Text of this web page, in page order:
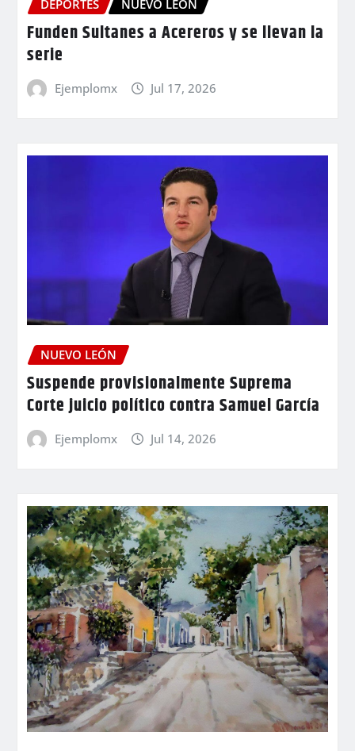
DEPORTES NUEVO LEÓN
Funden Sultanes a Acereros y se llevan la
serie
Ejemplomx Jul 17, 2026
NUEVO LEÓN
Suspende provisionalmente Suprema
Corte juicio político contra Samuel García
Ejemplomx Jul 14, 2026